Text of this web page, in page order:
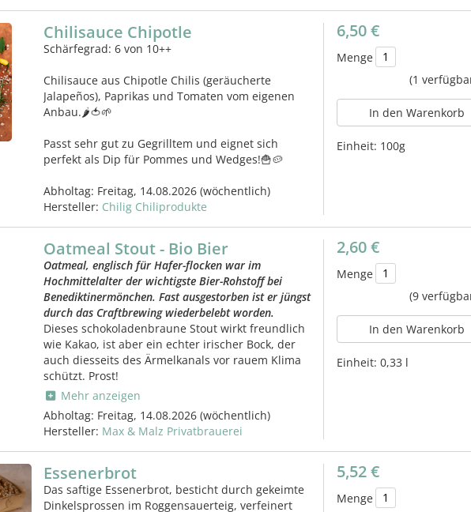
Chilisauce Chipotle
Schärfegrad: 6 von 10++
Chilisauce aus Chipotle Chilis (geräucherte
Jalapeños), Paprikas und Tomaten vom eigenen
Anbau.🌶️🍅🌱
Passt sehr gut zu Gegrilltem und eignet sich
perfekt als Dip für Pommes und Wedges!🍟🥔
Abholtag: Freitag, 14.08.2026 (wöchentlich)
Hersteller: Chilig Chiliprodukte
6,50 €
Menge
(1
In den Warenkorb
Einheit: 100g
Oatmeal Stout - Bio Bier
Oatmeal, englisch für Hafer-flocken war im
Hochmittelalter der wichtigste Bier-Rohstoff bei
Benediktinermönchen. Fast ausgestorben ist er jüngst
durch das Craftbrewing wiederbelebt worden.
Dieses schokoladenbraune Stout wirkt freundlich
wie Kakao, ist aber ein echter irischer Bock, der
auch diesseits des Ärmelkanals vor rauem Klima
schützt. Prost!
Mehr anzeigen
Abholtag: Freitag, 14.08.2026 (wöchentlich)
Hersteller: Max & Malz Privatbrauerei
2,60 €
Menge
(9
In den Warenkorb
Einheit: 0,33 l
Essenerbrot
Das saftige Essenerbrot, besticht durch gekeimte
Dinkelsprossen im Roggensauerteig, verfeinert
5,52 €
Menge